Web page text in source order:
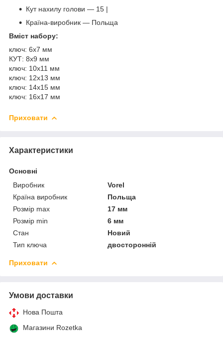
Кут нахилу голови — 15 |
Країна-виробник — Польща
Вміст набору:
ключ: 6x7 мм
КУТ: 8x9 мм
ключ: 10x11 мм
ключ: 12x13 мм
ключ: 14x15 мм
ключ: 16x17 мм
Приховати
Характеристики
Основні
Виробник
Vorel
Країна виробник
Польща
Розмір max
17 мм
Розмір min
6 мм
Стан
Новий
Тип ключа
двосторонній
Приховати
Умови доставки
Нова Пошта
Магазини Rozetka